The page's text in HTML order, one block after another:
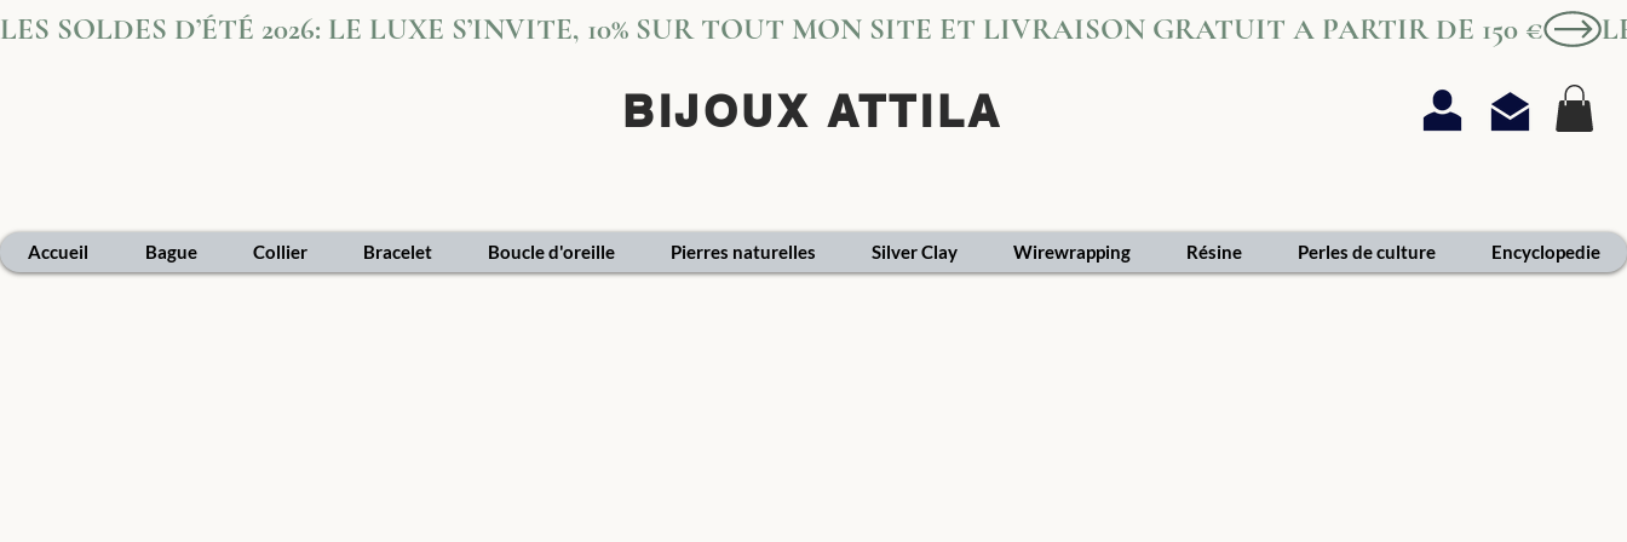
LES SOLDES D’ÉTÉ 2026: LE LUXE S’INVITE, 10% SUR TOUT MON SITE ET LIVRAISON GRATUIT A PARTIR DE 150 €
BIJOUX ATTILA
Accueil Bague Collier Bracelet Boucle d'oreille Pierres naturelles Silver Clay Wirewrapping Résine Perles de culture Encyclopedie